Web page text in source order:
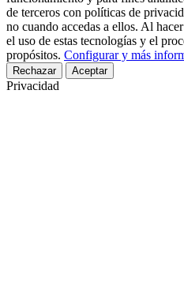
de terceros con políticas de
no cuando accedas a ellos. Al
el uso de estas tecnologías y el
propósitos. Configurar y más
Rechazar Aceptar
Privacidad